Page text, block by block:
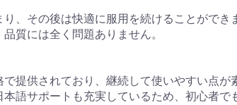
、その後は快適に服用を続けることができ
質には全く問題ありません。
提供されており、継続して使いやすい点が
語サポートも充実しているため、初心者で